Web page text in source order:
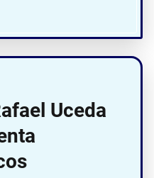
Uceda